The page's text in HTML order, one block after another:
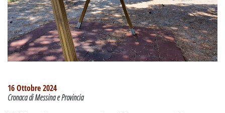
16 Ottobre 2024
Cronaca di Messina e Provincia